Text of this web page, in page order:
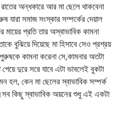
অন্ধকারে আর মা ছেলে থাকবেনা
যারা সমাজ সংস্কার সম্পর্কের দেয়াল
প্রতি তার অস্বাভাবিক কামনা
বুঝিয়ে দিয়েছে মা হিসাবে সেও প্রশ্রয়
কামনা করেনা সে,কামনার অতটা
দুরে সরে যাবে এটা ভাবলেই বুকটা
হল, কেন মা ছেলের স্বাভাবিক সম্পর্ক
কিছু স্বাভাবিক অয়নের শুধু এই একটা